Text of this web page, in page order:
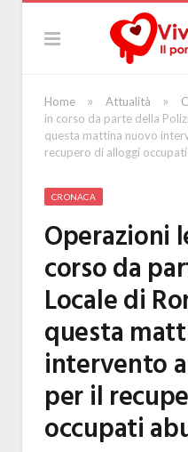
Home » Attualità »
in corso da parte della
questa mattina nuovo
recupero di alloggi
CRONACA
Operazioni
corso da
Locale di
questa
intervento
per il
occupati